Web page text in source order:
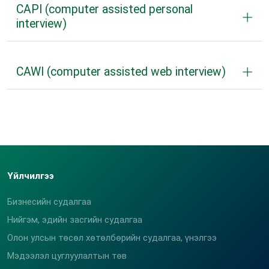
боловсруулах шинжилгээний аргуудад суралцан,
анализ, дүн шинжилгээ хийх, тайлан бичих чадварт
суралцана.
CAPI (computer assisted personal
interview)
CAWI (computer assisted web interview)
Үйлчилгээ
Бизнесийн судалгаа
Нийгэм, эдийн засгийн судалгаа
Олон улсын төсөл хөтөлбөрийн судалгаа, үнэлгээ
Мэдээлэл цуглуулалтын төв